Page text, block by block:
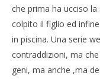
che prima ha ucciso
colpito il figlio ed
in piscina. Una serie
contraddizioni, ma
geni, ma anche ,ma